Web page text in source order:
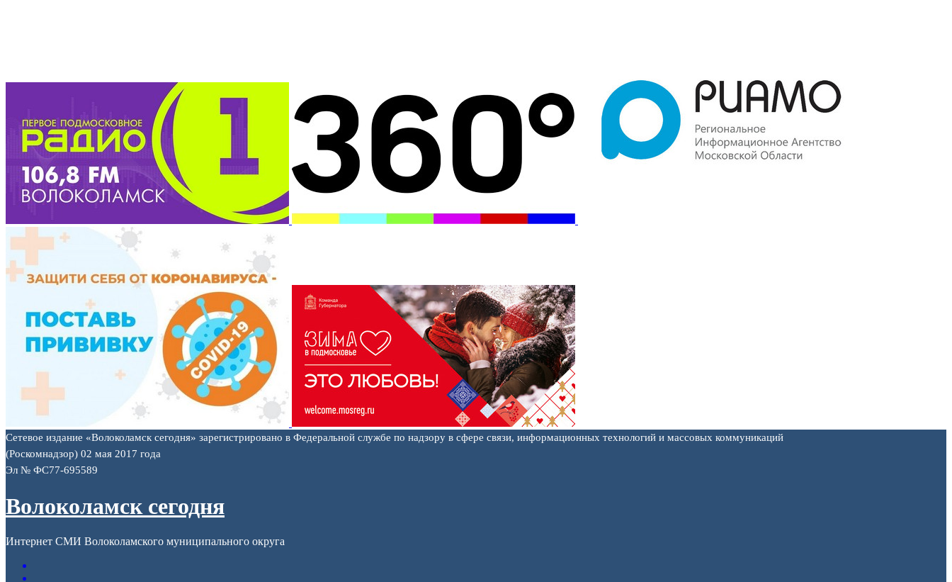
Сетевое издание «Волоколамск сегодня» зарегистрировано в Федеральной службе по надзору в сфере связи, информационных технологий и массовых коммуникаций
(Роскомнадзор) 02 мая 2017 года
Эл № ФС77-695589
Волоколамск сегодня
Интернет СМИ Волоколамского муниципального округа